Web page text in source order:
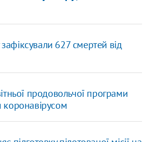
зафіксували 627 смертей від
продовольчої програми